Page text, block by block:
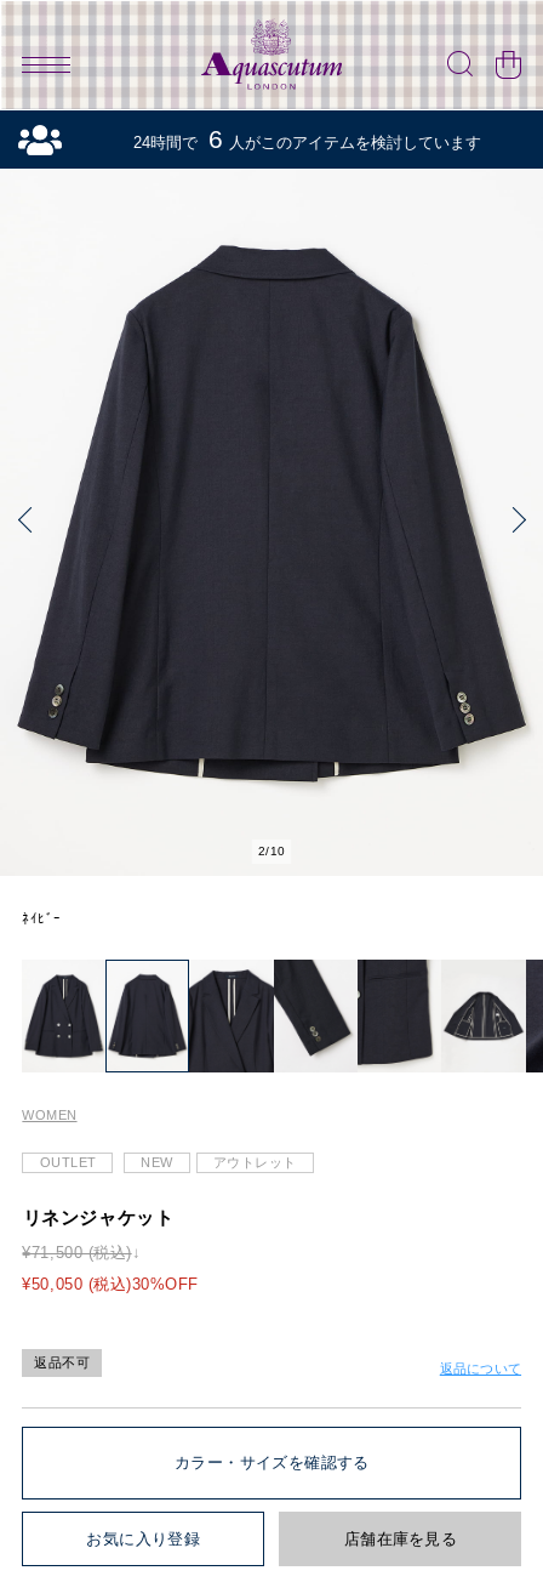
2/10
ﾈｲﾋﾞｰ
WOMEN
OUTLET NEW アウトレット
リネンジャケット
¥71,500 (税込)
¥50,050 (税込)30%OFF
返品不可 返品について
カラー・サイズを確認する
お気に入り登録 店舗在庫を見る
24時間で 6 人がこのアイテムを検討しています